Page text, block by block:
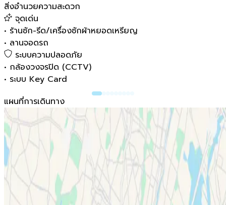
สิ่งอำนวยความสะดวก
จุดเด่น
• ร้านซัก-รีด/เครื่องซักผ้าหยอดเหรียญ
• ลานจอดรถ
ระบบความปลอดภัย
• กล้องวงจรปิด (CCTV)
• ระบบ Key Card
แผนที่การเดินทาง